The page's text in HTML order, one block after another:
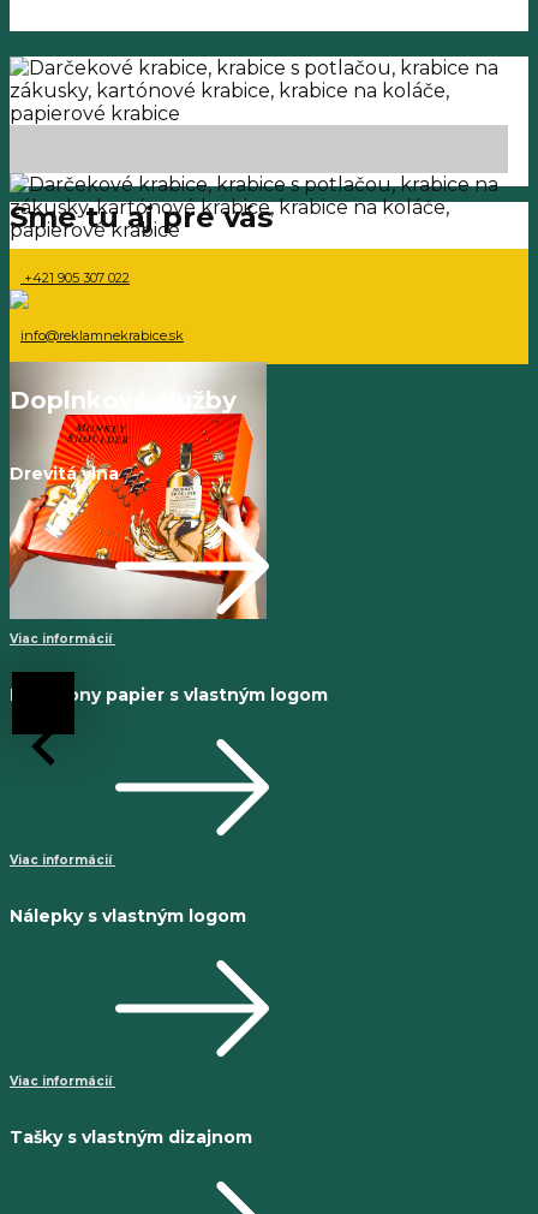
Sme tu aj pre vás
+421 905 307 022
info@reklamnekrabice.sk
Doplnkové služby
Drevitá vlna
Viac informácií
Hodvábny papier s vlastným logom
Viac informácií
Nálepky s vlastným logom
Viac informácií
Tašky s vlastným dizajnom